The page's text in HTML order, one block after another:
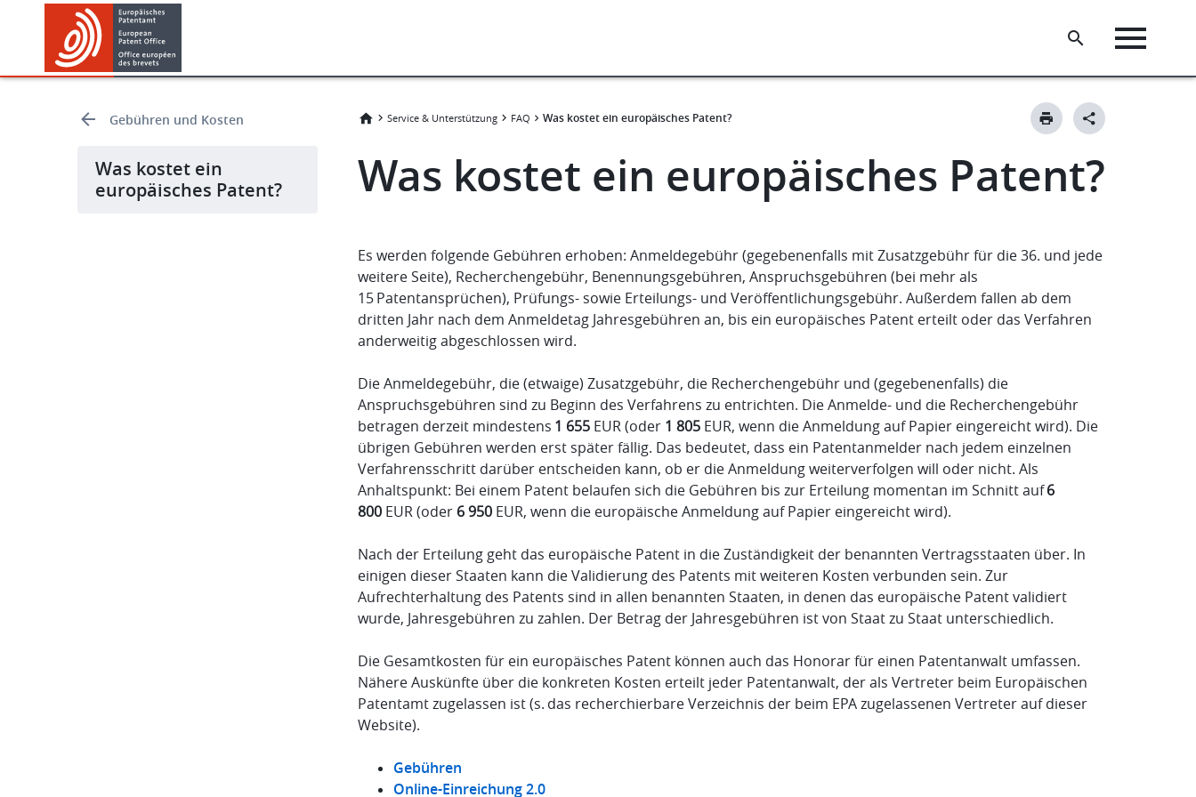
content
Gebühren und Kosten
Was kostet ein
europäisches Patent?
Service & Unterstützung FAQ Was kostet ein europäisches Patent?
Was kostet ein europäisches Patent?
Es werden folgende Gebühren erhoben: Anmeldegebühr (gegebenenfalls mit Zusatzgebühr für die 36. und jede
weitere Seite), Recherchengebühr, Benennungsgebühren, Anspruchsgebühren (bei mehr als
15 Patentansprüchen), Prüfungs- sowie Erteilungs- und Veröffentlichungsgebühr. Außerdem fallen ab dem
dritten Jahr nach dem Anmeldetag Jahresgebühren an, bis ein europäisches Patent erteilt oder das Verfahren
anderweitig abgeschlossen wird.
Die Anmeldegebühr, die (etwaige) Zusatzgebühr, die Recherchengebühr und (gegebenenfalls) die
Anspruchsgebühren sind zu Beginn des Verfahrens zu entrichten. Die Anmelde- und die Recherchengebühr
betragen derzeit mindestens 1 655 EUR (oder 1 805 EUR, wenn die Anmeldung auf Papier eingereicht wird). Die
übrigen Gebühren werden erst später fällig. Das bedeutet, dass ein Patentanmelder nach jedem einzelnen
Verfahrensschritt darüber entscheiden kann, ob er die Anmeldung weiterverfolgen will oder nicht. Als
Anhaltspunkt: Bei einem Patent belaufen sich die Gebühren bis zur Erteilung momentan im Schnitt auf6
800 EUR (oder 6 950 EUR, wenn die europäische Anmeldung auf Papier eingereicht wird).
Nach der Erteilung geht das europäische Patent in die Zuständigkeit der benannten Vertragsstaaten über. In
einigen dieser Staaten kann die Validierung des Patents mit weiteren Kosten verbunden sein. Zur
Aufrechterhaltung des Patents sind in allen benannten Staaten, in denen das europäische Patent validiert
wurde, Jahresgebühren zu zahlen. Der Betrag der Jahresgebühren ist von Staat zu Staat unterschiedlich.
Die Gesamtkosten für ein europäisches Patent können auch das Honorar für einen Patentanwalt umfassen.
Nähere Auskünfte über die konkreten Kosten erteilt jeder Patentanwalt, der als Vertreter beim Europäischen
Patentamt zugelassen ist (s. das recherchierbare Verzeichnis der beim EPA zugelassenen Vertreter auf dieser
Website).
Gebühren
Online-Einreichung 2.0